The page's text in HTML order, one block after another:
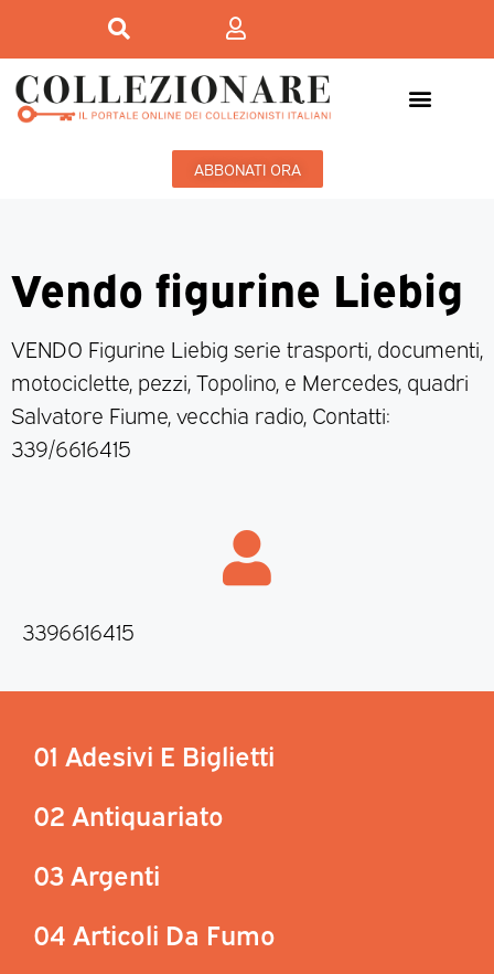
ABBONATI ORA
Vendo figurine Liebig
VENDO Figurine Liebig serie trasporti, documenti,
motociclette, pezzi, Topolino, e Mercedes, quadri
Salvatore Fiume, vecchia radio, Contatti:
339/6616415
3396616415
01 Adesivi E Biglietti
02 Antiquariato
03 Argenti
04 Articoli Da Fumo